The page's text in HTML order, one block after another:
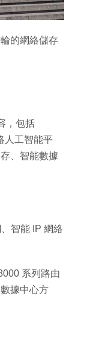
的網絡儲存
，包括
人工智能平
、智能數據
智能 IP 網絡
系列路由
據中心方